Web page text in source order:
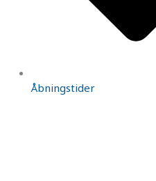
Åbningstider